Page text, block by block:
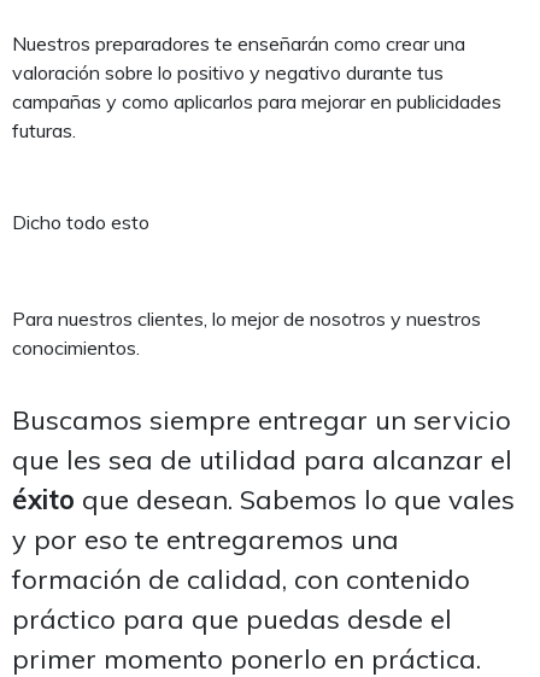
Nuestros preparadores te enseñarán como crear una
valoración sobre lo positivo y negativo durante tus
campañas y como aplicarlos para mejorar en publicidades
futuras.
Dicho todo esto
Para nuestros clientes, lo mejor de nosotros y nuestros
conocimientos.
Buscamos siempre entregar un servicio
que les sea de utilidad para alcanzar el
éxito que desean. Sabemos lo que vales
y por eso te entregaremos una
formación de calidad, con contenido
práctico para que puedas desde el
primer momento ponerlo en práctica.